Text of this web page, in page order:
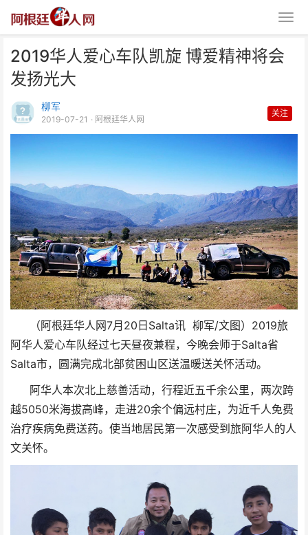
2019华人爱心车队凯旋 博爱精神将会
发扬光大
柳军
2019-07-21 · 阿根廷华人网
关注
（阿根廷华人网7月 20 日 Salta讯 柳军/文图 ） 2019旅
阿华人爱心车队经过七天昼夜兼程，今晚会师于Salta省
Salta市，圆满完成北部贫困山区送温暖送关怀活动。
阿华人本次北上慈善活动，行程近五千余公里，两次跨
越5050米海拔高峰，走进20余个偏远村庄，为近千人免费
治疗疾病免费送药。使当地居民第一次感受到旅阿华人的人
文关怀。
2019华人爱心车队凯旋 博爱精神
将会发扬光大